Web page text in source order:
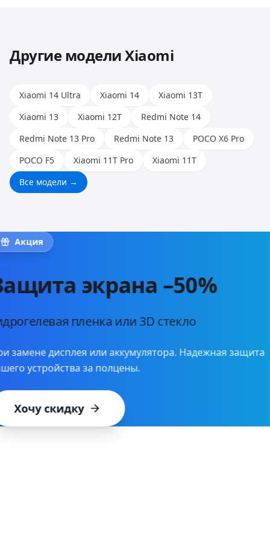
Другие моделиXiaomi
Xiaomi 14 Ultra Xiaomi 14
Xiaomi 13T
Xiaomi 13
Xiaomi 12T
Redmi Note 14
Redmi Note 13 Pro
Redmi Note 13
POCO X6 Pro
POCO F5
Xiaomi 11T Pro
Xiaomi 11T
Все модели →
Акция
Защита экрана –50%
Гидрогелевая пленка или 3D стекло
При замене дисплея или аккумулятора. Надежная
вашего устройства за полцены.
Хочу скидку